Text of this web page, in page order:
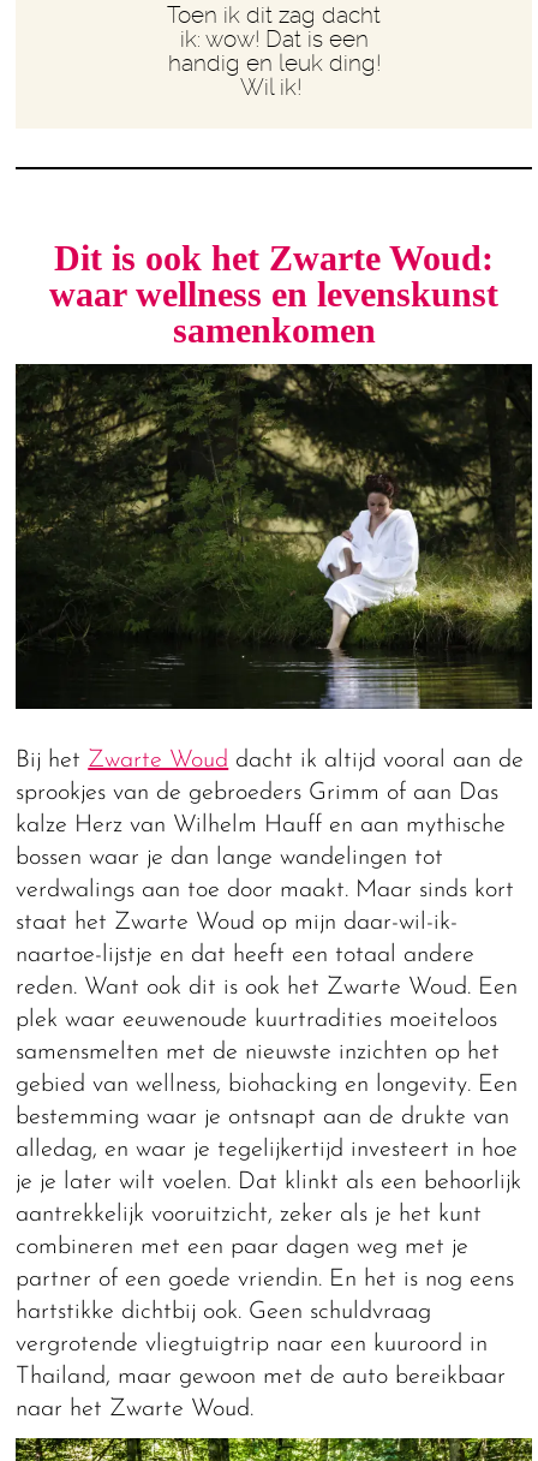
Toen ik dit zag dacht
ik: wow! Dat is een
handig en leuk ding!
Wil ik!
Dit is ook het Zwarte Woud:
waar wellness en levenskunst
samenkomen
Bij het Zwarte Woud dacht ik altijd vooral aan de
sprookjes van de gebroeders Grimm of aan Das
kalze Herz van Wilhelm Hauff en aan mythische
bossen waar je dan lange wandelingen tot
verdwalings aan toe door maakt. Maar sinds kort
staat het Zwarte Woud op mijn daar-wil-ik-
naartoe-lijstje en dat heeft een totaal andere
reden. Want ook dit is ook het Zwarte Woud. Een
plek waar eeuwenoude kuurtradities moeiteloos
samensmelten met de nieuwste inzichten op het
gebied van wellness, biohacking en longevity. Een
bestemming waar je ontsnapt aan de drukte van
alledag, en waar je tegelijkertijd investeert in hoe
je je later wilt voelen. Dat klinkt als een behoorlijk
aantrekkelijk vooruitzicht, zeker als je het kunt
combineren met een paar dagen weg met je
partner of een goede vriendin. En het is nog eens
hartstikke dichtbij ook. Geen schuldvraag
vergrotende vliegtuigtrip naar een kuuroord in
Thailand, maar gewoon met de auto bereikbaar
naar het Zwarte Woud.